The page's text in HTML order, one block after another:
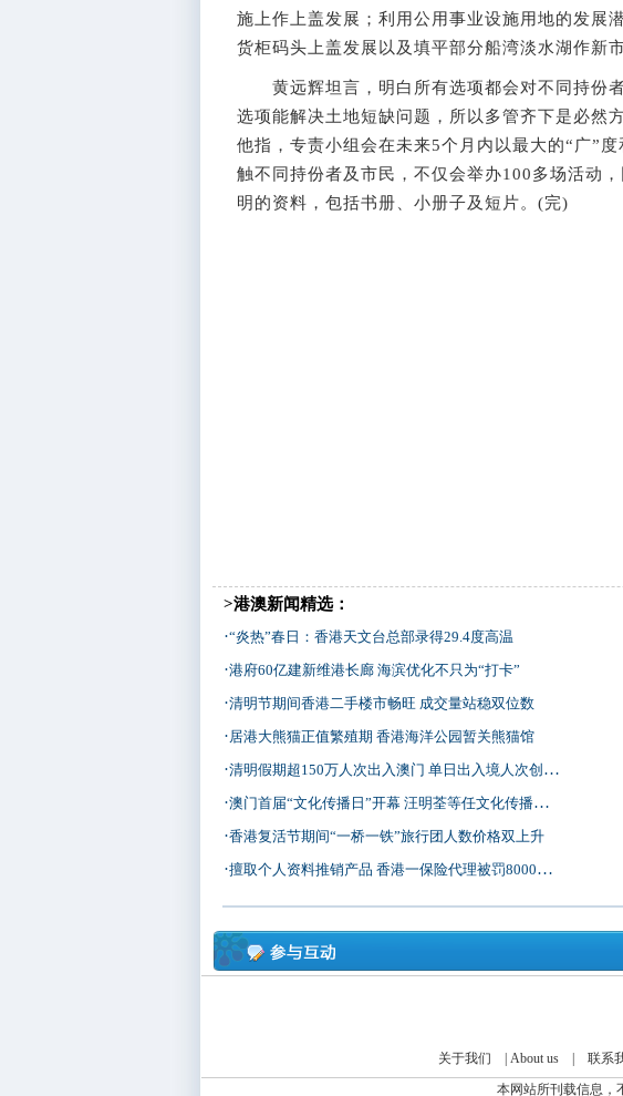
施上作上盖发展；利用公用事业设施用地的发展
货柜码头上盖发展以及填平部分船湾淡水湖作新市
黄远辉坦言，明白所有选项都会对不同持份者
选项能解决土地短缺问题，所以多管齐下是必然
他指，专责小组会在未来5个月内以最大的“广”
触不同持份者及市民，不仅会举办100多场活动
明的资料，包括书册、小册子及短片。(完)
>港澳新闻精选：
·“炎热”春日：香港天文台总部录得29.4度高温
·港府60亿建新维港长廊 海滨优化不只为“打卡”
·清明节期间香港二手楼市畅旺 成交量站稳双位数
· 居港大熊猫正值繁殖期 香港海洋公园暂关熊猫馆
·清明假期超150万人次出入澳门 单日出入境人次创新高
·澳门首届“文化传播日”开幕 汪明荃等任文化传播大使
·香港复活节期间“一桥一铁”旅行团人数价格双上升
·擅取个人资料推销产品 香港一保险代理被罚8000港元
关于我们 About us| 联系
本网站所刊载信息，